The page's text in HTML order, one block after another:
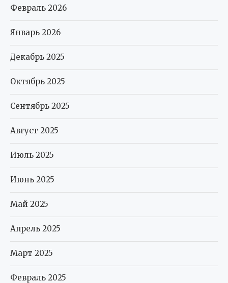
Февраль 2026
Январь 2026
Декабрь 2025
Октябрь 2025
Сентябрь 2025
Август 2025
Июль 2025
Июнь 2025
Май 2025
Апрель 2025
Март 2025
Февраль 2025